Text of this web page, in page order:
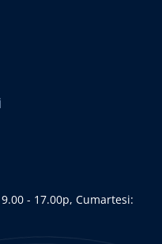
- 17.00p, Cumartesi: